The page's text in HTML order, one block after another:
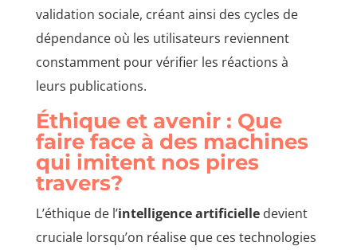
validation sociale, créant ainsi des cycles de
dépendance où les utilisateurs reviennent
constamment pour vérifier les réactions à
leurs publications.
Éthique et avenir : Que
faire face à des machines
qui imitent nos pires
travers?
L’éthique de l’intelligence artificielledevient
cruciale lorsqu’on réalise que ces technologies